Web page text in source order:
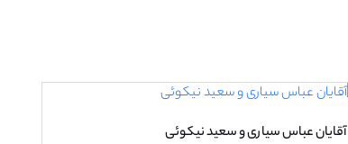
آقایان عباس سیاری و سعید نیکوئی